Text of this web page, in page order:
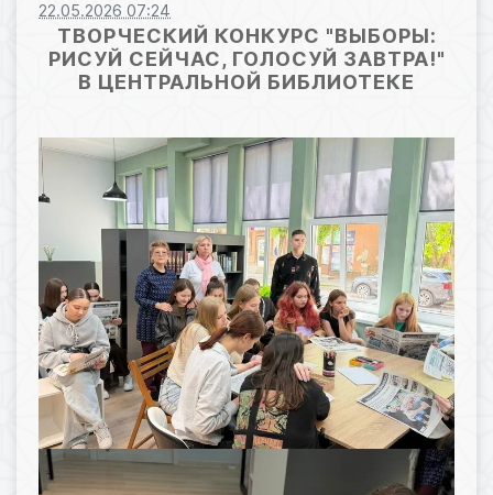
22.05.2026 07:24
ТВОРЧЕСКИЙ КОНКУРС "ВЫБОРЫ:
РИСУЙ СЕЙЧАС, ГОЛОСУЙ ЗАВТРА!"
В ЦЕНТРАЛЬНОЙ БИБЛИОТЕКЕ